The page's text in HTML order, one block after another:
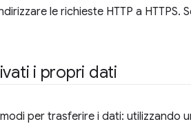
le richieste HTTP a HTTPS.
i propri dati
per trasferire i dati: utilizzando